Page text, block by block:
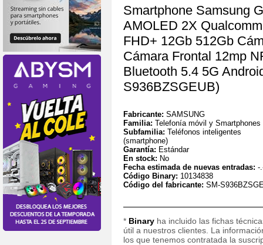
Smartphone Samsung
AMOLED 2X
FHD+ 12Gb 512Gb
Cámara Frontal 12mp
Bluetooth 5.4 5G
S936BZSGEUB)
Fabricante: SAMSUNG
Familia: Telefonía móvil y Smartphones
Subfamilia: Teléfonos inteligentes
(smartphone)
Garantía: Estándar
En stock: No
Fecha estimada de nuevas entradas: -
Código Binary: 10134838
Código del fabricante: SM-
* Binary ha incluido las fichas
útil a nuestros clientes. La
los que tenemos contratada la